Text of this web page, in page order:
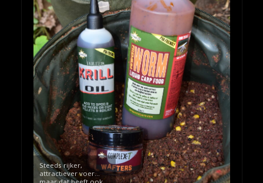
Steeds rijker,
attractiever voer…